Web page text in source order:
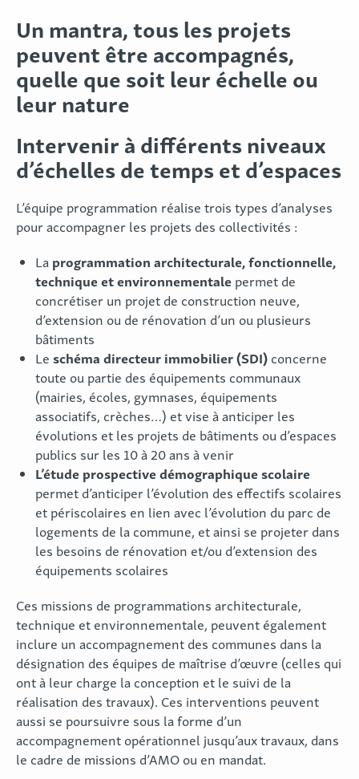
Un mantra, tous les projets
peuvent être accompagnés,
quelle que soit leur échelle ou
leur nature
Intervenir à différents niveaux
d’échelles de temps et d’espaces
L’équipe programmation réalise trois types d’analyses
pour accompagner les projets des collectivités :
La programmation architecturale, fonctionnelle,
technique et environnementale permet de
concrétiser un projet de construction neuve,
d’extension ou de rénovation d’un ou plusieurs
bâtiments
Le schéma directeur immobilier (SDI) concerne
toute ou partie des équipements communaux
(mairies, écoles, gymnases, équipements
associatifs, crèches…) et vise à anticiper les
évolutions et les projets de bâtiments ou d’espaces
publics sur les 10 à 20 ans à venir
L’étude prospective démographique scolaire
permet d’anticiper l’évolution des effectifs scolaires
et périscolaires en lien avec l’évolution du parc de
logements de la commune, et ainsi se projeter dans
les besoins de rénovation et/ou d’extension des
équipements scolaires
Ces missions de programmations architecturale,
technique et environnementale, peuvent également
inclure un accompagnement des communes dans la
désignation des équipes de maîtrise d’œuvre (celles qui
ont à leur charge la conception et le suivi de la
réalisation des travaux). Ces interventions peuvent
aussi se poursuivre sous la forme d’un
accompagnement opérationnel jusqu’aux travaux, dans
le cadre de missions d’AMO ou en mandat.